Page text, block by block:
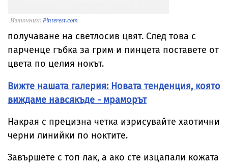
Източник: Pinterest.com
получаване на светлосив цвят. След това с
парченце гъбка за грим и пинцета поставете от
цвета по целия нокът.
Вижте нашата галерия: Новата тенденция, която
виждаме навсякъде - мраморът
Накрая с прецизна четка изрисувайте хаотични
черни линийки по ноктите.
Завършете с топ лак, а ако сте изцапали кожата